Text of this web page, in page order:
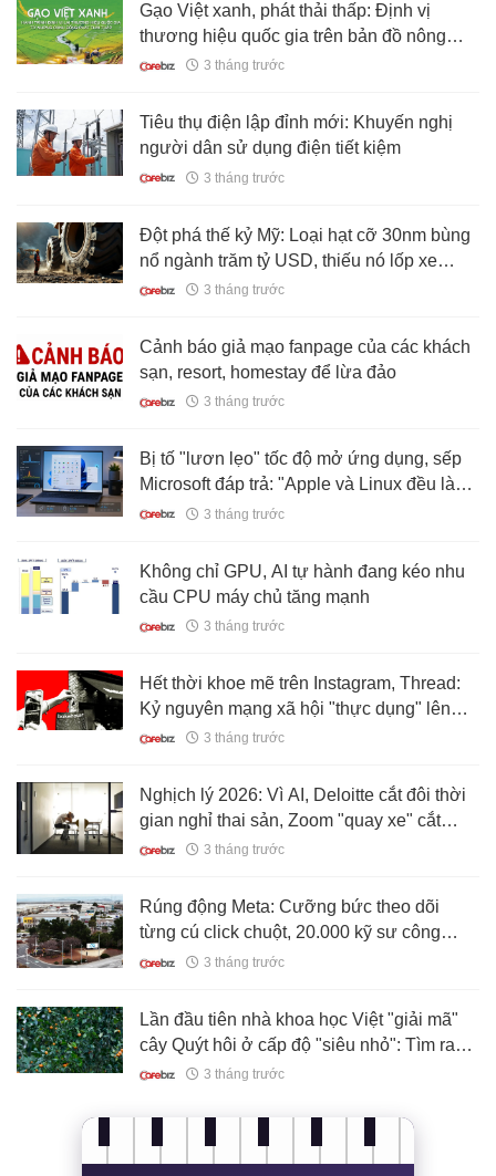
Gạo Việt xanh, phát thải thấp: Định vị
thương hiệu quốc gia trên bản đồ nông
nghiệp toàn cầu
3 tháng trước
Tiêu thụ điện lập đỉnh mới: Khuyến nghị
người dân sử dụng điện tiết kiệm
3 tháng trước
Đột phá thế kỷ Mỹ: Loại hạt cỡ 30nm bùng
nổ ngành trăm tỷ USD, thiếu nó lốp xe
không đi được quá 160km
3 tháng trước
Cảnh báo giả mạo fanpage của các khách
sạn, resort, homestay để lừa đảo
3 tháng trước
Bị tố "lươn lẹo" tốc độ mở ứng dụng, sếp
Microsoft đáp trả: "Apple và Linux đều làm
vậy"
3 tháng trước
Không chỉ GPU, AI tự hành đang kéo nhu
cầu CPU máy chủ tăng mạnh
3 tháng trước
Hết thời khoe mẽ trên Instagram, Thread:
Kỷ nguyên mạng xã hội "thực dụng" lên
ngôi
3 tháng trước
Nghịch lý 2026: Vì AI, Deloitte cắt đôi thời
gian nghỉ thai sản, Zoom "quay xe" cắt
giảm phúc lợi, 16.000 nhân viên TTEC bị
3 tháng trước
Rúng động Meta: Cưỡng bức theo dõi
từng cú click chuột, 20.000 kỹ sư công
nghệ đồng loạt nổi loạn
3 tháng trước
Lần đầu tiên nhà khoa học Việt "giải mã"
cây Quýt hôi ở cấp độ "siêu nhỏ": Tìm ra
tác dụng gây chú ý
3 tháng trước